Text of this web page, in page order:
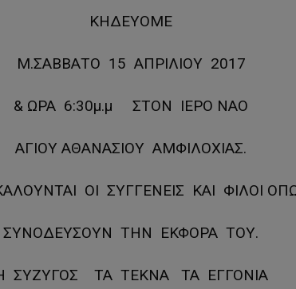
ΚΗΔΕΥΟΜΕ
Μ.ΣΑΒΒΑΤΟ 15 ΑΠΡΙΛΙΟΥ 2017
& ΩΡΑ 6:30μ.μ ΣΤΟΝ ΙΕΡΟ ΝΑΟ
ΑΓΙΟΥ ΑΘΑΝΑΣΙΟΥ ΑΜΦΙΛΟΧΙΑΣ.
ΟΙ ΣΥΓΓΕΝΕΙΣ ΚΑΙ ΦΙΛΟΙ
ΣΥΝΟΔΕΥΣΟΥΝ ΤΗΝ ΕΚΦΟΡΑ ΤΟΥ.
ΣΥΖΥΓΟΣ ΤΑ ΤΕΚΝΑ ΤΑ ΕΓΓΟΝΙΑ